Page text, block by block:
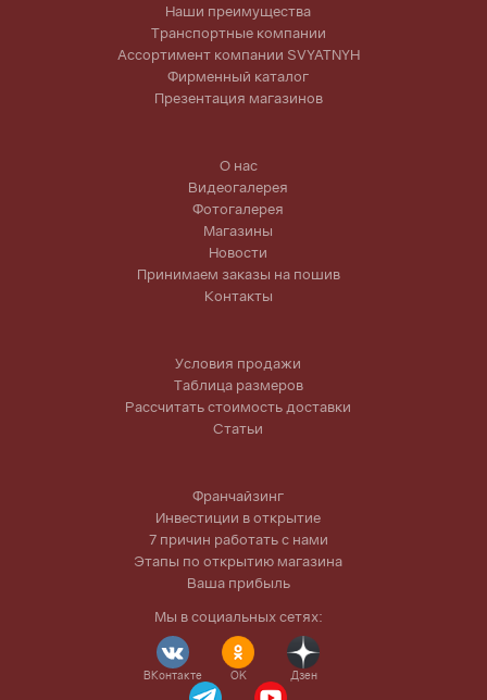
Наши преимущества
Транспортные компании
Ассортимент компании SVYATNYH
Фирменный каталог
Презентация магазинов
О нас
Видеогалерея
Фотогалерея
Магазины
Новости
Принимаем заказы на пошив
Контакты
Условия продажи
Таблица размеров
Рассчитать стоимость доставки
Статьи
Франчайзинг
Инвестиции в открытие
7 причин работать с нами
Этапы по открытию магазина
Ваша прибыль
Мы в социальных сетях:
ВКонтакте OK Дзен